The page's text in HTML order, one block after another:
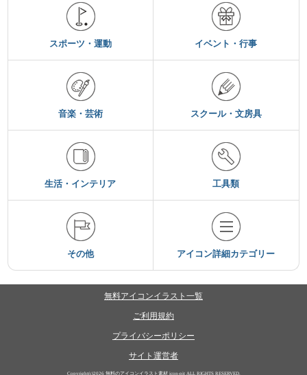
スポーツ・運動 イベント・行事
音楽・芸術 スクール・文房具
生活・インテリア 工具類
その他 アイコン詳細カテゴリー
無料アイコンイラスト一覧
ご利用規約
プライバシーポリシー
サイト運営者
Copyright(c)2026 無料のアイコンイラスト素材 icon-pitALL RIGHTS RESERVED.